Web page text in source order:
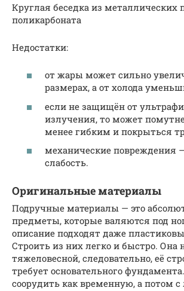
Круглая беседка из металлических
поликарбоната
Недостатки:
от жары может сильно
размерах, а от холода
если не защищён от
излучения, то может
менее гибким и покрыться
механические повреждения
слабость.
Оригинальные материалы
Подручные материалы — это
предметы, которые валяются под
описание подходят даже
Строить из них легко и быстро. Она
тяжеловесной, следовательно, её
требует основательного
соорудить как временную, а потом с